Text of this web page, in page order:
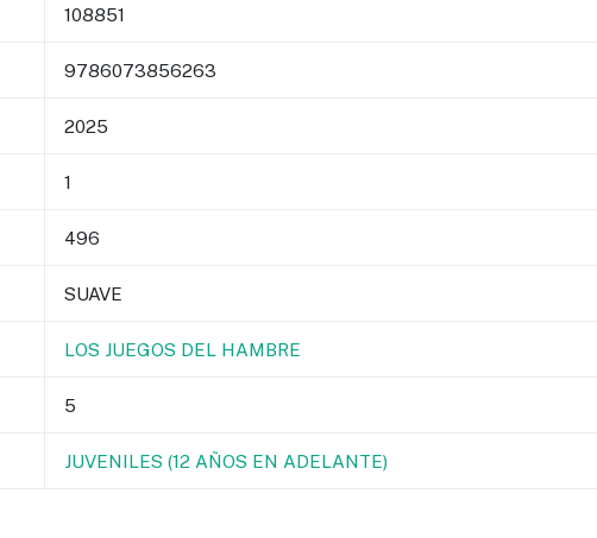
108851
9786073856263
2025
1
496
SUAVE
LOS JUEGOS DEL HAMBRE
5
JUVENILES (12 AÑOS EN ADELANTE)